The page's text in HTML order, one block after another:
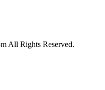
All Rights Reserved.